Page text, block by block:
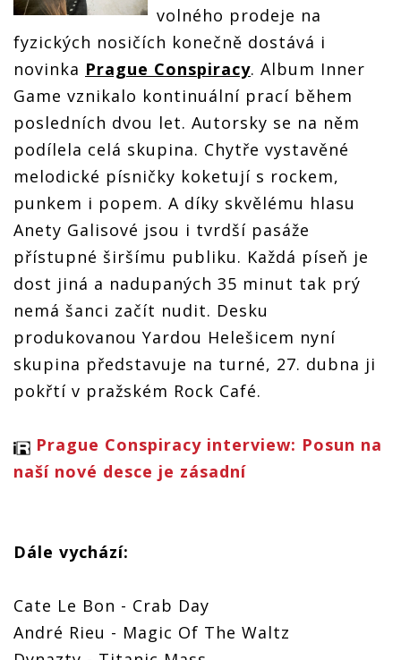
volného prodeje na
fyzických nosičích konečně dostává i
novinka Prague Conspiracy. Album Inner
Game vznikalo kontinuální prací během
posledních dvou let. Autorsky se na něm
podílela celá skupina. Chytře vystavěné
melodické písničky koketují s rockem,
punkem i popem. A díky skvělému hlasu
Anety Galisové jsou i tvrdší pasáže
přístupné širšímu publiku. Každá píseň je
dost jiná a nadupaných 35 minut tak prý
nemá šanci začít nudit. Desku
produkovanou Yardou Helešicem nyní
skupina představuje na turné, 27. dubna ji
pokřtí v pražském Rock Café.
Prague Conspiracy interview: Posun na
naší nové desce je zásadní
Dále vychází:
Cate Le Bon - Crab Day
André Rieu - Magic Of The Waltz